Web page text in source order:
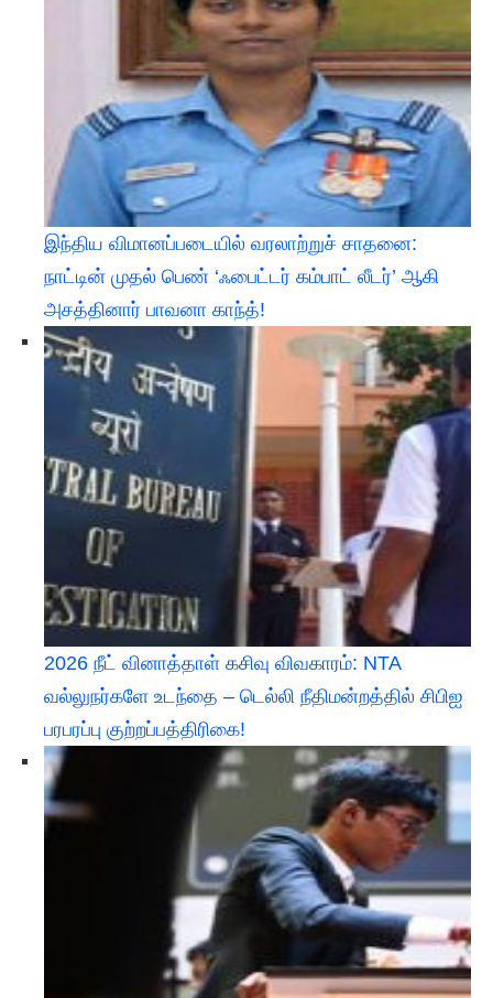
இந்திய விமானப்படையில் வரலாற்றுச் சாதனை:
நாட்டின் முதல் பெண் ‘ஃபைட்டர் கம்பாட் லீடர்’ ஆகி
அசத்தினார் பாவனா காந்த்!
2026 நீட் வினாத்தாள் கசிவு விவகாரம்: NTA
வல்லுநர்களே உடந்தை – டெல்லி நீதிமன்றத்தில் சிபிஐ
பரபரப்பு குற்றப்பத்திரிகை!